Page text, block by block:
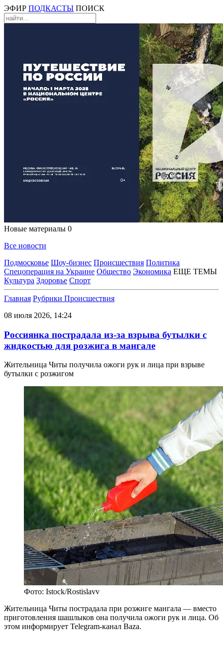
ЭФИР ПОДКАСТЫ ПОИСК
Новые материалы 0
Все новости
Подмосковье Шоу-бизнес Происшествия Политика
Спецоперация на Украине Общество Экономика ЕЩЕ ТЕМЫ
Культура Здоровье Спорт
Главная Рубрики Происшествия
08 июля 2026, 14:24
Россиянка пострадала из-за взрыва бутылки с
жидкостью для розжига в мангале
Жительница Читы получила ожоги рук и лица при взрыве
бутылки с розжигом
Фото: Istock/Rostislavv
Жительница Читы пострадала при розжиге мангала — вместо
приготовления шашлыков она получила ожоги рук и лица. Об
этом информирует Telegram-канал Baza.